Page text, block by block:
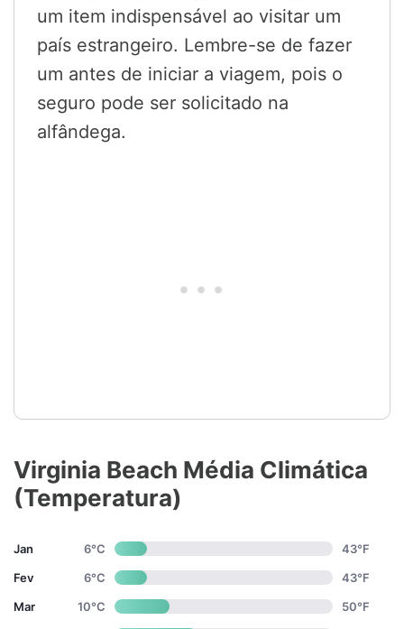
um item indispensável ao visitar um
país estrangeiro. Lembre-se de fazer
um antes de iniciar a viagem, pois o
seguro pode ser solicitado na
alfândega.
Virginia Beach Média Climática
(Temperatura)
Jan 6°C
43°F
Fev
6°C
43°F
Mar
10°C
50°F